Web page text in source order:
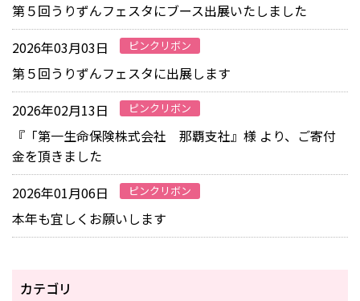
第５回うりずんフェスタにブース出展いたしました
2026年03月03日
ピンクリボン
第５回うりずんフェスタに出展します
2026年02月13日
ピンクリボン
『「第一生命保険株式会社 那覇支社』様 より、ご寄付
金を頂きました
2026年01月06日
ピンクリボン
本年も宜しくお願いします
カテゴリ